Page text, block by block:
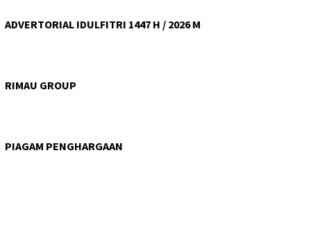
ADVERTORIAL IDULFITRI 1447 H / 2026 M
RIMAU GROUP
PIAGAM PENGHARGAAN